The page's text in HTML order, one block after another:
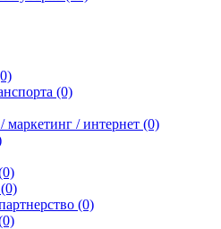
(0)
маркетинг / интернет (0)
(0)
(0)